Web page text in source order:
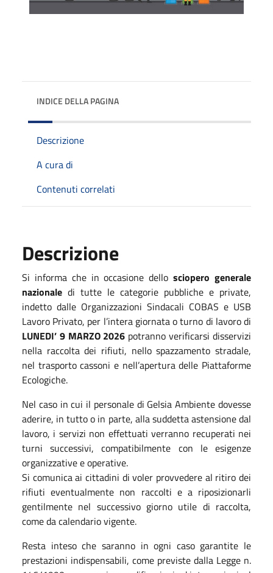
INDICE DELLA PAGINA
Descrizione
A cura di
Contenuti correlati
Descrizione
Si informa che in occasione dellosciopero generale
nazionale di tutte le categorie pubbliche e private,
indetto dalle Organizzazioni Sindacali COBAS e USB
Lavoro Privato, per l’intera giornata o turno di lavoro di
LUNEDI’ 9 MARZO 2026 potranno verificarsi disservizi
nella raccolta dei rifiuti, nello spazzamento stradale,
nel trasporto cassoni e nell’apertura delle Piattaforme
Ecologiche.
Nel caso in cui il personale di Gelsia Ambiente dovesse
aderire, in tutto o in parte, alla suddetta astensione dal
lavoro, i servizi non effettuati verranno recuperati nei
turni successivi, compatibilmente con le esigenze
organizzative e operative.
Si comunica ai cittadini di voler provvedere al ritiro dei
rifiuti eventualmente non raccolti e a riposizionarli
gentilmente nel successivo giorno utile di raccolta,
come da calendario vigente.
Resta inteso che saranno in ogni caso garantite le
prestazioni indispensabili, come previste dalla Legge n.